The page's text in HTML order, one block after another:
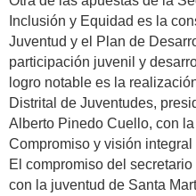
Inclusión y Equidad es la
Juventud y el Plan de
participación juvenil y
logro notable es la
Distrital de Juventudes,
Alberto Pinedo Cuello, con
Compromiso y visión
El compromiso del
con la juventud de Santa